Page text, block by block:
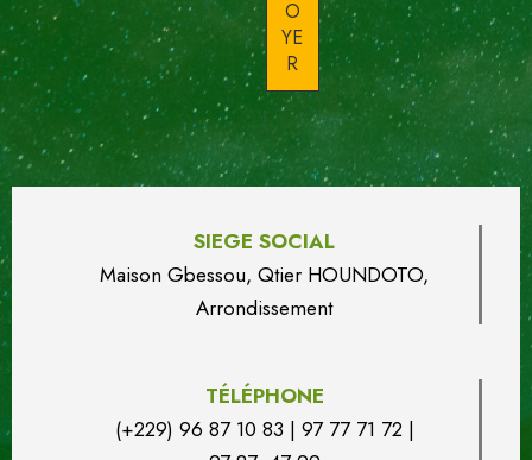
SIEGE SOCIAL
Maison Gbessou, Qtier HOUNDOTO,
Arrondissement
TÉLÉPHONE
(+229) 96 87 10 83 | 97 77 71 72 |